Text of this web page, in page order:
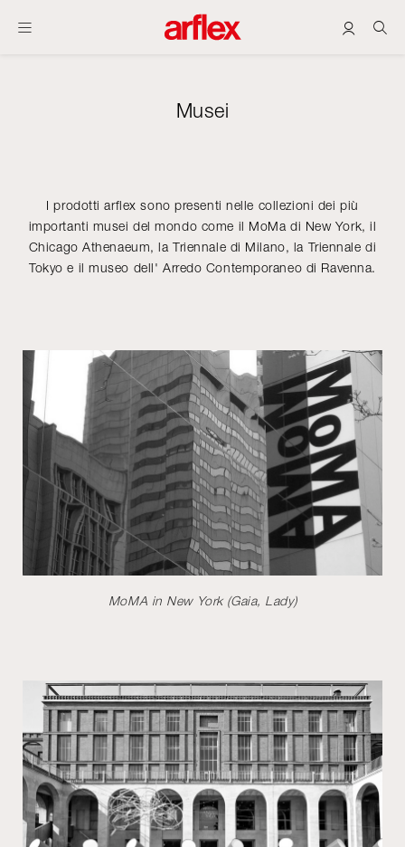
Musei
I prodotti arflex sono presenti nelle collezioni dei più
importanti musei del mondo come il MoMa di New York, il
Chicago Athenaeum, la Triennale di Milano, la Triennale di
Tokyo e il museo dell' Arredo Contemporaneo di Ravenna.
MoMA in New York (Gaia, Lady)